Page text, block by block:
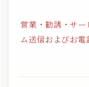
営業・勧誘・サ
ム送信およびお